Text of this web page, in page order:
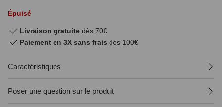
Épuisé
Livraison gratuite dès 70€
Paiement en 3X sans frais dès 100€
Caractéristiques
Poser une question sur le produit